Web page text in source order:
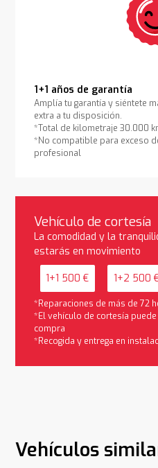
1+1 años de garantía
Amplía tu garantía y siéntete
extra a tu disposición.
*Total de kilometraje 30.000
*No compatible para exceso
profesional
Vehículo de cortesía
La comodidad y la
estarás en movimiento
1+1 500 € 1+2 500
*Reparaciones de más de 72
*El vehículo de cortesía
compra
*Recogida y entrega en
Vehículos